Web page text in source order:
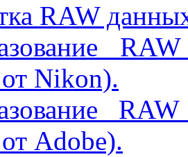
RAW
Nikon).
Adobe).